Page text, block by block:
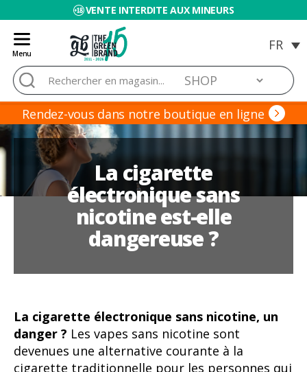
VENTE INTERDITE AUX MINEURS
Menu
Blog
de
Grow
Barato
Rechercher :
Rendez-vous dans notre boutique en ligne
La cigarette
électronique sans
nicotine est-elle
dangereuse ?
La cigarette électronique sans nicotine, un
danger ? Les vapes sans nicotine sont
devenues une alternative courante à la
cigarette traditionnelle pour les personnes qui